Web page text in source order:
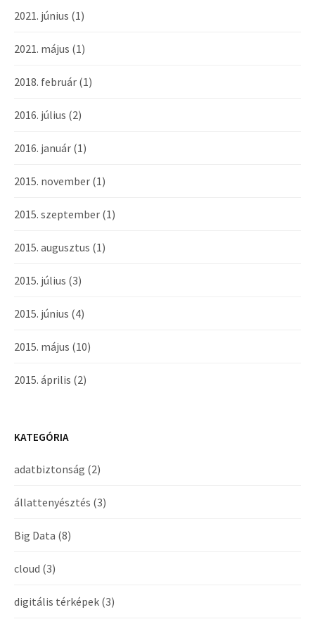
2021. június (1)
2021. május (1)
2018. február (1)
2016. július (2)
2016. január (1)
2015. november (1)
2015. szeptember (1)
2015. augusztus (1)
2015. július (3)
2015. június (4)
2015. május (10)
2015. április (2)
KATEGÓRIA
adatbiztonság (2)
állattenyésztés (3)
Big Data (8)
cloud (3)
digitális térképek (3)